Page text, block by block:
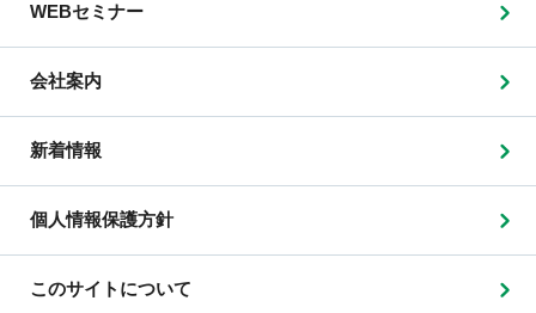
WEBセミナー
会社案内
新着情報
個人情報保護方針
このサイトについて